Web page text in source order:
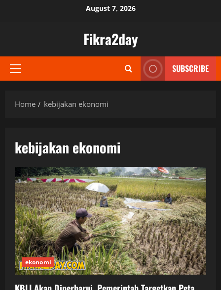
August 7, 2026
Fikra2day
Primary
SUBSCRIBE
Home kebijakan ekonomi
kebijakan ekonomi
ekonomi